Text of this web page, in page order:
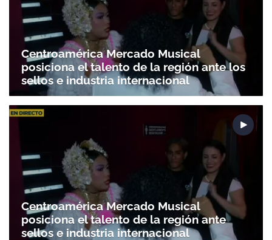
Centroamérica Mercado Musical
posiciona el talento de la región ante los
sellos e industria internacional
Centroamérica Mercado Musical
posiciona el talento de la región ante
sellos e industria internacional